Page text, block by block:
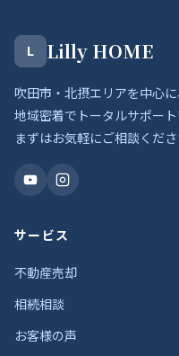
L Lilly HOME
吹田市・北摂エリアを中心
地域密着でトータルサポート
まずはお気軽にご相談くださ
サービス
不動産売却
相続相談
お客様の声